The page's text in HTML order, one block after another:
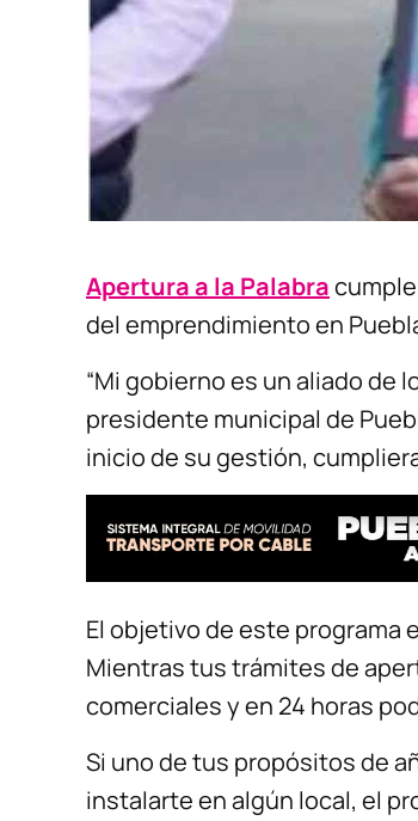
Apertura a la Palabra
del emprendimiento en
“Mi gobierno es un aliado de
presidente municipal de
inicio de su gestión,
El objetivo de este programa
Mientras tus trámites de
comerciales y en 24 horas
Si uno de tus propósitos de
instalarte en algún local, el